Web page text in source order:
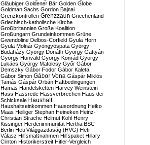
Gläubiger Goldener Bär Golden Globe
Goldman Sachs Gordon Bajnai
Grenzkontrollen Grenzzaun Griechenland
Griechisch-katholische Kirche
Großbritannien Große Koalition
Großungarn Grundeinkommen Grüne
Gwendoline Delbos-Corfield Gyula Horn
Gyula Molnár Gyöngyöspata György
Budaházy György Donáth György Gattyán
György Hunvald György Konrád György
Lukács György Matolcsy Győr Gábor
Demszky Gábor Fodor Gábor Kaleta
Gábor Simon Gábor Vona Gáspár Miklós
Tamás Gáspár Orbán Haftbedingungen
Hamas Handelsketten Harvey Weinstein
Hass Hassrede Hassverbrechen Haus der
Schicksale Haushalt
Haushaltseinkommen Hausordnung Heiko
Maas Heiliger Stephan Heineken Heinz-
Christian Strache Helmut Kohl Henry
Kissinger Herdenimmunität Hertha BSC
Berlin Heti Világgazdaság (HVG) Heti
Válasz Hilfsmaßnahmen Hilfspaket Hillary
Clinton Historikerstreit Hitler-Vergleich